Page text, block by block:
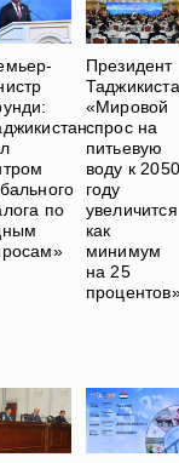
по
Президент
«Мировой
спрос на
питьевую
воду к 2050
году
увеличится
как
минимум
на 25